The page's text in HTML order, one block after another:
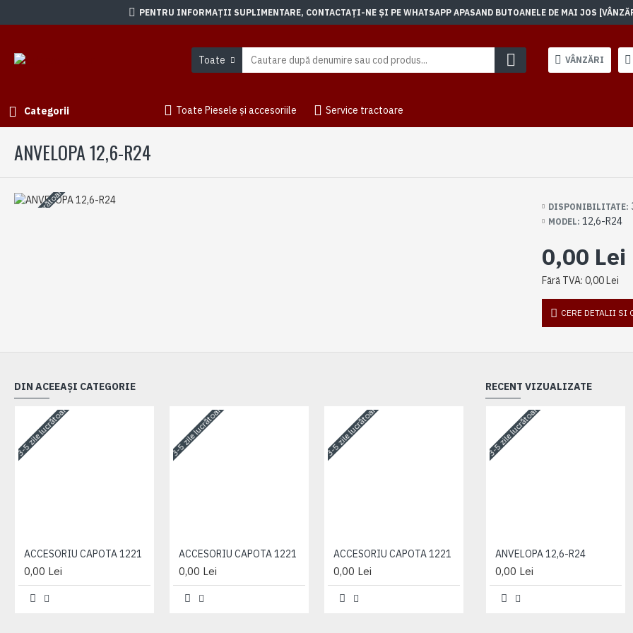
PENTRU INFORMAȚII SUPLIMENTARE, CONTACTAȚI-NE ȘI PE WHATSAPP APASAND BUTOANELE DE MAI JOS
Toate VÂNZĂRI
Categorii Toate Piesele și accesoriile Service tractoare
ANVELOPA 12,6-R24
3-5 zile lucrătoare DISPONIBILITATE:
MODEL: 12,6-R24
0,00 Lei
Fără TVA: 0,00 Lei
CERE DETALII SI
DIN ACEEAȘI CATEGORIE
3-5 zile lucrătoare
ACCESORIU CAPOTA 1221
0,00 Lei
3-5 zile lucrătoare
ACCESORIU CAPOTA 1221
0,00 Lei
3-5 zile lucrătoare
ACCESORIU CAPOTA 1221
0,00 Lei
3-5 zile lucrătoare
ACCESORIU CAPOTA 1221
0,00 Lei
RECENT VIZUALIZATE
3-5 zile lucrătoare
ANVELOPA 12,6-R24
0,00 Lei